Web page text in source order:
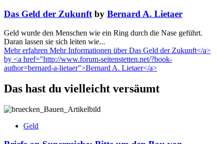
Das Geld der Zukunft by Bernard A. Lietaer
Geld wurde den Menschen wie ein Ring durch die Nase geführt.
Daran lassen sie sich leiten wie...
Mehr erfahren Mehr Informationen über Das Geld der Zukunft</a>
by <a href="http://www.forum-seitenstetten.net/?book-
author=bernard-a-lietaer">Bernard A. Lietaer</a>
Das hast du vielleicht versäumt
Geld